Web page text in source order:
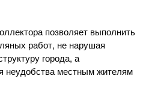
позволяет выполнить
работ, не нарушая
города, а
неудобства местным жителям